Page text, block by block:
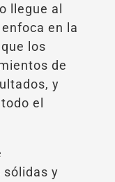
llegue al
en la
los
de
y
el
y